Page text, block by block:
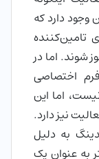
دارد که
تامین‌کننده
شوند. اما در
اختصاصی
اما این
نیز دارد.
به دلیل
به عنوان یک